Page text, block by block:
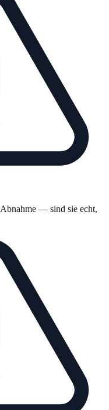
— sind sie echt,